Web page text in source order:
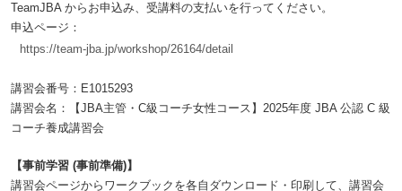
TeamJBA からお申込み、受講料の支払いを行ってください。
申込ページ：
https://team-jba.jp/workshop/26164/detail
講習会番号：E1015293
講習会名：【JBA主管・C級コーチ女性コース】2025年度 JBA 公認 C 級
コーチ養成講習会
【事前学習 (事前準備)】
講習会ページからワークブックを各自ダウンロード・印刷して、講習会